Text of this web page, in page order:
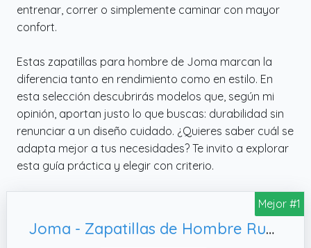
entrenar, correr o simplemente caminar con mayor
confort.
Estas zapatillas para hombre de Joma marcan la
diferencia tanto en rendimiento como en estilo. En
esta selección descubrirás modelos que, según mi
opinión, aportan justo lo que buscas: durabilidad sin
renunciar a un diseño cuidado. ¿Quieres saber cuál se
adapta mejor a tus necesidades? Te invito a explorar
esta guía práctica y elegir con criterio.
Mejor #1
Joma - Zapatillas de Hombre Running Victory 2617 para: Hombre Color: 2617 Petroleo Talla: 42